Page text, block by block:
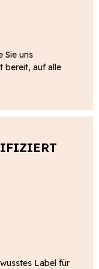
Sie uns
bereit, auf alle
Label für